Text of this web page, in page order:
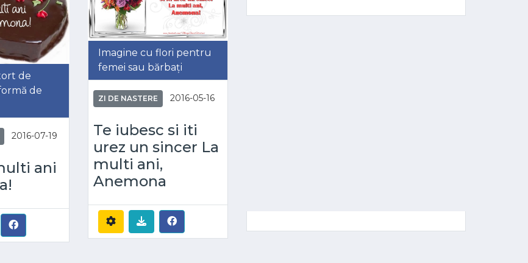
de
de
2016-07-19
ani
Imagine cu flori pentru
femei sau bărbați
ZI DE NASTERE 2016-05-16
Te iubesc si iti
urez un sincer La
multi ani,
Anemona